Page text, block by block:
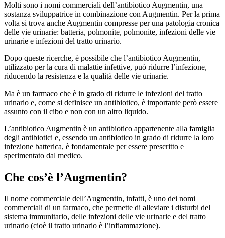
Molti sono i nomi commerciali dell’antibiotico Augmentin, una
sostanza sviluppatrice in combinazione con Augmentin. Per la prima
volta si trova anche Augmentin compresse per una patologia cronica
delle vie urinarie: batteria, polmonite, polmonite, infezioni delle vie
urinarie e infezioni del tratto urinario.
Dopo queste ricerche, è possibile che l’antibiotico Augmentin,
utilizzato per la cura di malattie infettive, può ridurre l’infezione,
riducendo la resistenza e la qualità delle vie urinarie.
Ma è un farmaco che è in grado di ridurre le infezioni del tratto
urinario e, come si definisce un antibiotico, è importante però essere
assunto con il cibo e non con un altro liquido.
L’antibiotico Augmentin è un antibiotico appartenente alla famiglia
degli antibiotici e, essendo un antibiotico in grado di ridurre la loro
infezione batterica, è fondamentale per essere prescritto e
sperimentato dal medico.
Che cos’è l’Augmentin?
Il nome commerciale dell’Augmentin, infatti, è uno dei nomi
commerciali di un farmaco, che permette di alleviare i disturbi del
sistema immunitario, delle infezioni delle vie urinarie e del tratto
urinario (cioè il tratto urinario è l’infiammazione).